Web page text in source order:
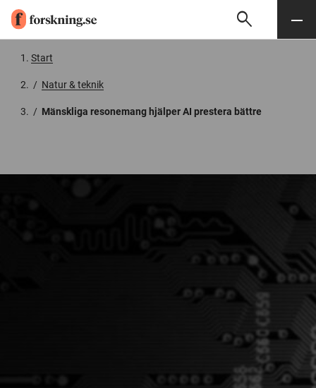
Söksearch Meny
Start
/ Natur & teknik
/ Mänskliga resonemang hjälper AI prestera bättre